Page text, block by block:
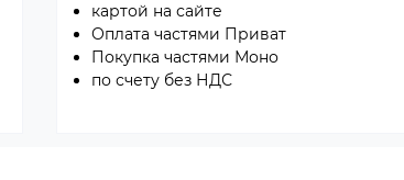
картой на сайте
Оплата частями Приват
Покупка частями Моно
по счету без НДС